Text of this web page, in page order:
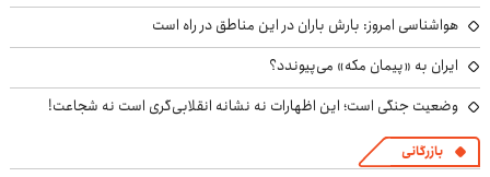
هواشناسی امروز: بارش باران در این مناطق در راه است
ایران به «پیمان مکه» می‌پیوندد؟
وضعیت جنگی است؛ این اظهارات نه نشانه انقلابی‌گری است نه شجاعت!
بازرگانی